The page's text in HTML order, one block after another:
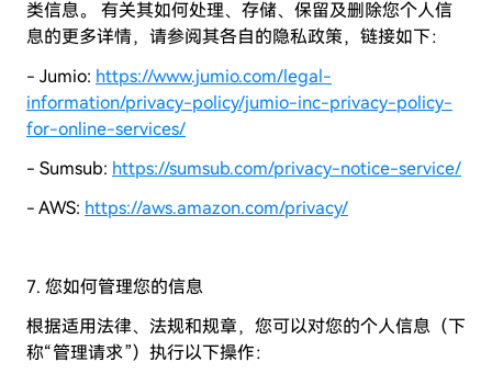
类信息。 有关其如何处理、存储、保留及删除您个人信
息的更多详情，请参阅其各自的隐私政策，链接如下：
- Jumio: https://www.jumio.com/legal-
information/privacy-policy/jumio-inc-privacy-policy-
for-online-services/
- Sumsub: https://sumsub.com/privacy-notice-service/
- AWS: https://aws.amazon.com/privacy/
7. 您如何管理您的信息
根据适用法律、法规和规章，您可以对您的个人信息（下
称“管理请求”）执行以下操作：